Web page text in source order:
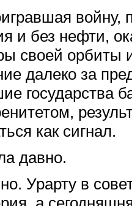
войну,
и без нефти,
своей орбиты
далеко за
государства
как сигнал.
давно.
Урарту в